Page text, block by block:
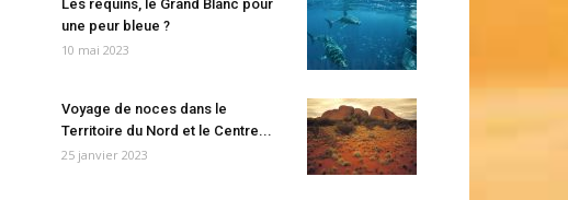
Les requins, le Grand Blanc pour
une peur bleue ?
10 mai 2023
Voyage de noces dans le
Territoire du Nord et le Centre...
25 janvier 2023